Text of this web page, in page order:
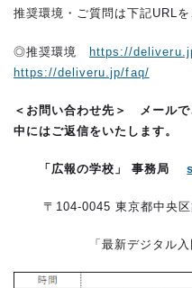
推奨環境・ご質問は下記URLを
◎推奨環境https://
https://deliveru.jp/faq/
＜お問い合わせ先＞
メール
中にはご返信をいたします。
「広報の学校」 事務局
〒104-0045 東京都中央区
「最新デジタル入門講